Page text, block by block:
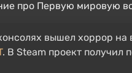
вышел хоррор
. В Steam проект получил